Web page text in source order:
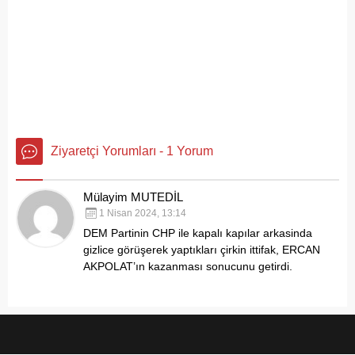
Ziyaretçi Yorumları - 1 Yorum
Mülayim MUTEDİL
1 Nisan 2024, 13:14
DEM Partinin CHP ile kapalı kapılar arkasinda
gizlice görüşerek yaptıkları çirkin ittifak, ERCAN
AKPOLAT’ın kazanması sonucunu getirdi.